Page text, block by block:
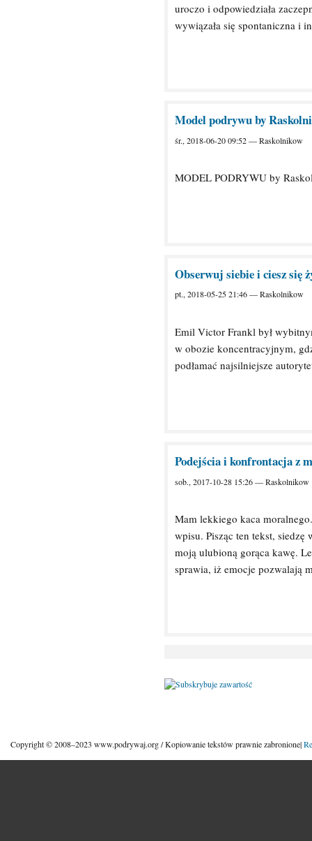
uroczo i odpowiedziała
wywiązała się spontaniczna i
Model podrywu by
śr., 2018-06-20 09:52 — Raskolnikow
MODEL PODRYWU by
Obserwuj siebie i ciesz się
pt., 2018-05-25 21:46 — Raskolnikow
Emil Victor Frankl był
w obozie koncentracyjnym,
podłamać najsilniejsze
Podejścia i konfrontacja z
sob., 2017-10-28 15:26 — Raskolnikow
Mam lekkiego kaca
wpisu. Pisząc ten tekst,
moją ulubioną gorąca kawę.
sprawia, iż emocje pozwalają
Copyright © 2008–2023 www.podrywaj.org / Kopiowanie tekstów prawnie zabronione|